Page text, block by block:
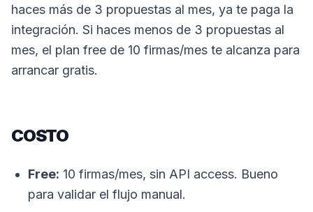
haces más de 3 propuestas al mes, ya te paga la
integración. Si haces menos de 3 propuestas al
mes, el plan free de 10 firmas/mes te alcanza para
arrancar gratis.
COSTO
Free: 10 firmas/mes, sin API access. Bueno
para validar el flujo manual.